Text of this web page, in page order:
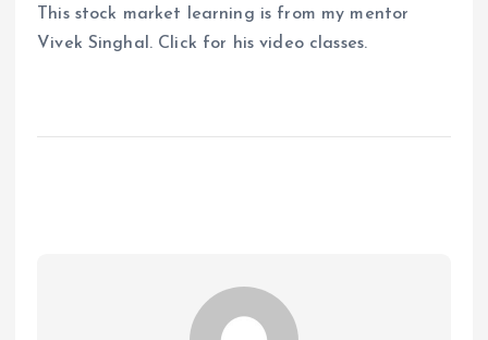
This stock market learning is from my mentor
Vivek Singhal. Click for his video classes.